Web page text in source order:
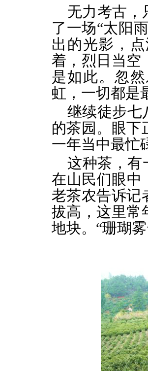
无力考古，
了一场“太阳
出的光影，
着，烈日当空
是如此。忽
虹，一切都是
继续徒步七
的茶园。眼下
一年当中最忙
这种茶，有
在山民们眼中
老茶农告诉记
拔高，这里常
地块。“珊瑚